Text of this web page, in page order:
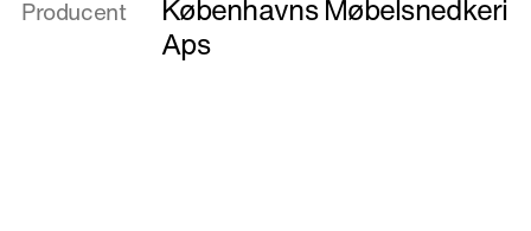
inProducent
Københavns Møbelsnedkeri
Aps